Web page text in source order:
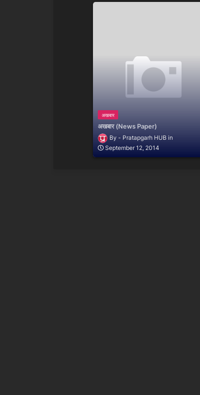
अखबार
अखबार (News Paper)
Pratapgarh HUB
September 12, 2014